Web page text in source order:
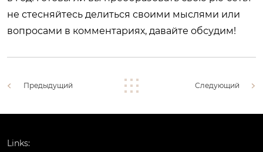
не стесняйтесь делиться своими мыслями или
вопросами в комментариях, давайте обсудим!
Предыдущий Следующий
Links: